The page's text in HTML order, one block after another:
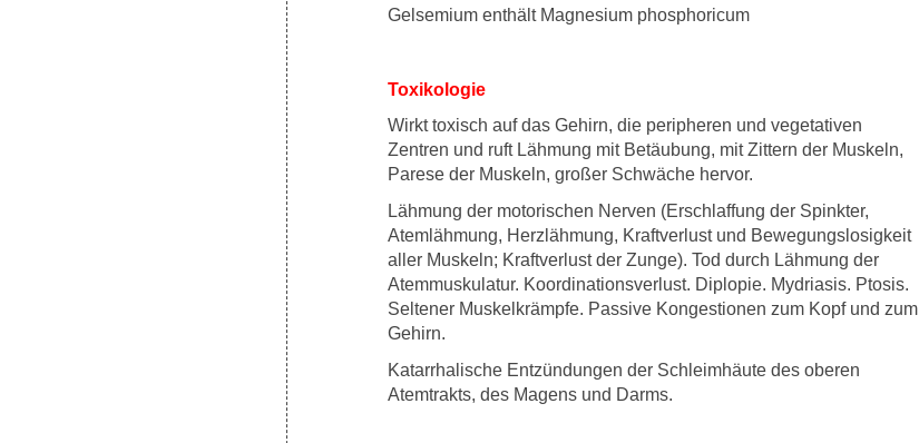
Gelsemium enthält Magnesium phosphoricum
Toxikologie
Wirkt toxisch auf das Gehirn, die peripheren und vegetativen
Zentren und ruft Lähmung mit Betäubung, mit Zittern der Muskeln,
Parese der Muskeln, großer Schwäche hervor.
Lähmung der motorischen Nerven (Erschlaffung der Spinkter,
Atemlähmung, Herzlähmung, Kraftverlust und Bewegungslosigkeit
aller Muskeln; Kraftverlust der Zunge). Tod durch Lähmung der
Atemmuskulatur. Koordinationsverlust. Diplopie. Mydriasis. Ptosis.
Seltener Muskelkrämpfe. Passive Kongestionen zum Kopf und zum
Gehirn.
Katarrhalische Entzündungen der Schleimhäute des oberen
Atemtrakts, des Magens und Darms.